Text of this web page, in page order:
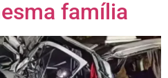
família